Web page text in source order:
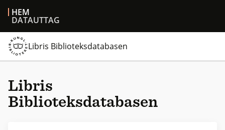
HEM
DATAUTTAG
Libris Biblioteksdatabasen
Libris
Biblioteksdatabasen